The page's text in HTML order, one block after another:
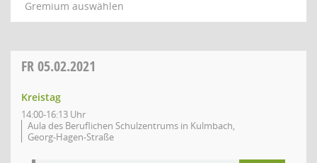
Gremium auswählen
FR05.02.2021
Kreistag
14:00-16:13 Uhr
Aula des Beruflichen Schulzentrums in Kulmbach,
Georg-Hagen-Straße